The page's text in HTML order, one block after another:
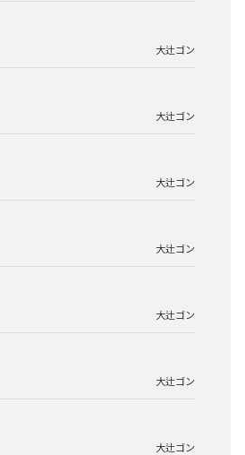
大辻ゴン
大辻ゴン
大辻ゴン
大辻ゴン
大辻ゴン
大辻ゴン
大辻ゴン